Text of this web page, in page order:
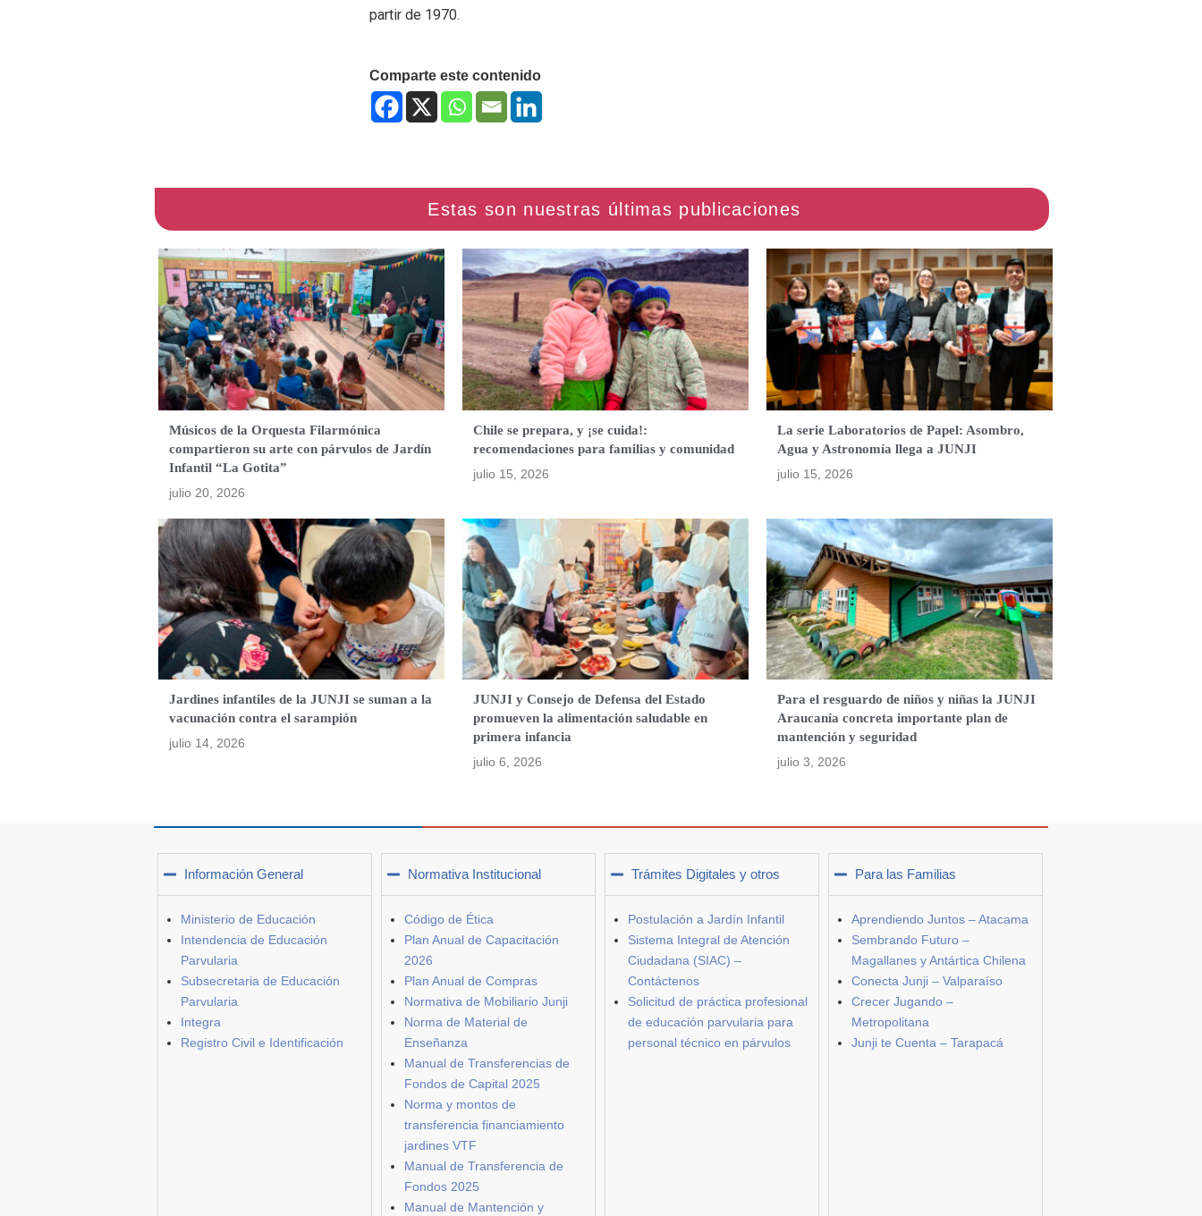
partir de 1970.
Comparte este contenido
Músicos de la Orquesta Filarmónica
compartieron su arte con párvulos de Jardín
Infantil “La Gotita”
julio 20, 2026
Chile se prepara, y ¡se cuida!:
recomendaciones para familias y comunidad
julio 15, 2026
La serie Laboratorios de Papel: Asombro,
Agua y Astronomía llega a JUNJI
julio 15, 2026
Jardines infantiles de la JUNJI se suman a la
vacunación contra el sarampión
julio 14, 2026
JUNJI y Consejo de Defensa del Estado
promueven la alimentación saludable en
primera infancia
julio 6, 2026
Para el resguardo de niños y niñas la JUNJI
Araucanía concreta importante plan de
mantención y seguridad
julio 3, 2026
Información General
Ministerio de Educación
Intendencia de Educación
Parvularia
Subsecretaria de Educación
Parvularia
Integra
Registro Civil e Identificación
Normativa Institucional
Código de Ética
Plan Anual de Capacitación
2026
Plan Anual de Compras
Normativa de Mobiliario Junji
Norma de Material de
Enseñanza
Manual de Transferencias de
Fondos de Capital 2025
Norma y montos de
transferencia financiamiento
jardines VTF
Manual de Transferencia de
Fondos 2025
Manual de Mantención y
Trámites Digitales y otros
Postulación a Jardín Infantil
Sistema Integral de Atención
Ciudadana (SIAC) –
Contáctenos
Solicitud de práctica profesional
de educación parvularia para
personal técnico en párvulos
Para las Familias
Aprendiendo Juntos – Atacama
Sembrando Futuro –
Magallanes y Antártica Chilena
Conecta Junji – Valparaíso
Crecer Jugando –
Metropolitana
Junji te Cuenta – Tarapacá